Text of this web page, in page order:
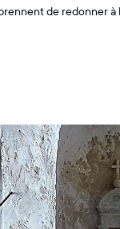
de redonner à